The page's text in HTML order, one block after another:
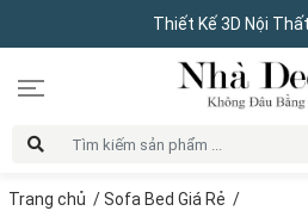
Thiết Kế 3D Nội
Trang chủ /Sofa Bed Giá Rẻ /